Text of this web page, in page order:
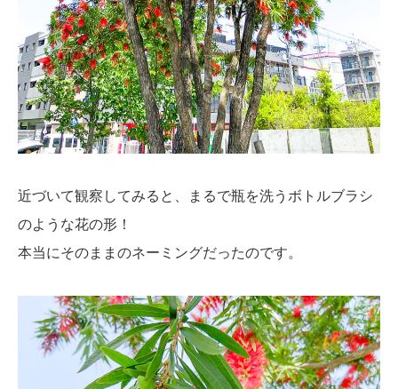
近づいて観察してみると、まるで瓶を洗うボトルブラシ
のような花の形！
本当にそのままのネーミングだったのです。